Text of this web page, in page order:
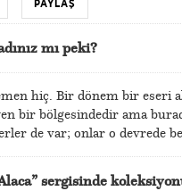
PAYLAŞ
mı peki?
hiç. Bir dönem bir eseri
bir bölgesindedir ama
de var; onlar o devrede
sergisinde